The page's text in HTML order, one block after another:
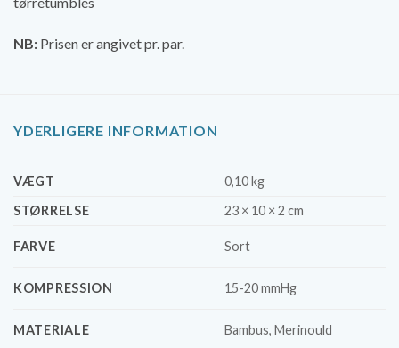
NB: Prisen er angivet pr. par.
YDERLIGERE INFORMATION
VÆGT
0,10 kg
STØRRELSE
23 × 10 × 2 cm
FARVE Sort
KOMPRESSION 15-20 mmHg
MATERIALE Bambus, Merinould